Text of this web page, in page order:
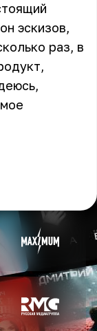
эскизов,
раз, в